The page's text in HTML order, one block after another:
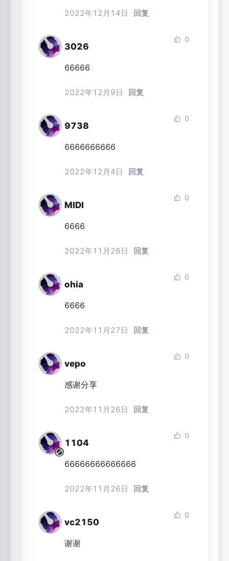
2022年12月14日 回复
3026
0
66666
2022年12月9日 回复
9738
0
6666666666
2022年12月4日 回复
MIDI
0
6666
2022年11月28日 回复
ohia
0
6666
2022年11月27日 回复
vepo
0
感谢分享
2022年11月26日 回复
1104
0
66666666666666
2022年11月26日 回复
vc2150
0
谢谢